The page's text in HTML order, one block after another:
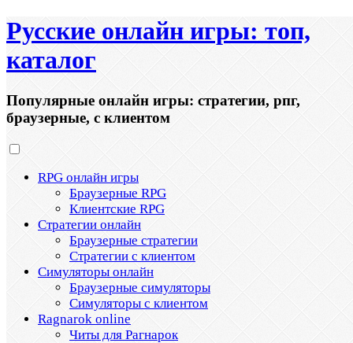
Русские онлайн игры: топ,
каталог
Популярные онлайн игры: стратегии, рпг,
браузерные, с клиентом
RPG онлайн игры
Браузерные RPG
Клиентские RPG
Стратегии онлайн
Браузерные стратегии
Стратегии с клиентом
Симуляторы онлайн
Браузерные симуляторы
Симуляторы с клиентом
Ragnarok online
Читы для Рагнарок